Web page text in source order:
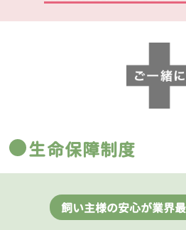
生命保障制度
飼い主様の安心が業界